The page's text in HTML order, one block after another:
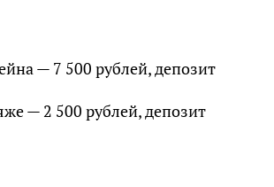
— 7 500 рублей, депозит
— 2 500 рублей, депозит